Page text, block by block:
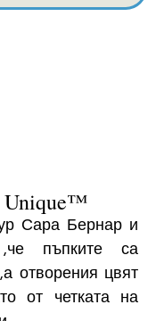
Unique™
Сара Бернар и
пъпките са
отворения цвят
от четката на